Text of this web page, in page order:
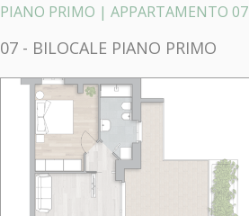
PIANO PRIMO | APPARTAMENTO 07
07 - BILOCALE PIANO PRIMO